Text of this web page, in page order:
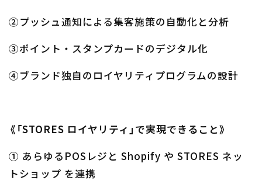
②プッシュ通知による集客施策の自動化と分析
③ポイント・スタンプカードのデジタル化
④ブランド独自のロイヤリティプログラムの設計
《「STORES ロイヤリティ」で実現できること》
① あらゆるPOSレジと Shopify や STORES ネッ
トショップ を連携